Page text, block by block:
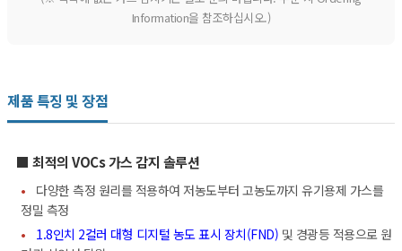
Information을 참조하십시오.)
제품 특징 및 장점
■ 최적의 VOCs 가스 감지 솔루션
•
다양한 측정 원리를 적용하여 저농도부터 고농도까지 유기용제 가스를
정밀 측정
•
1.8인치 2컬러 대형 디지털 농도 표시 장치(FND) 및 경광등 적용으로 원